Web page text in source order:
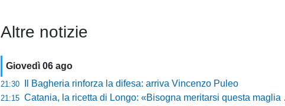
Altre notizie
Giovedì 06 ago
21:30 Il Bagheria rinforza la difesa: arriva Vincenzo Puleo
21:15 Catania, la ricetta di Longo: «Bisogna meritarsi questa maglia ogni singolo giorno»